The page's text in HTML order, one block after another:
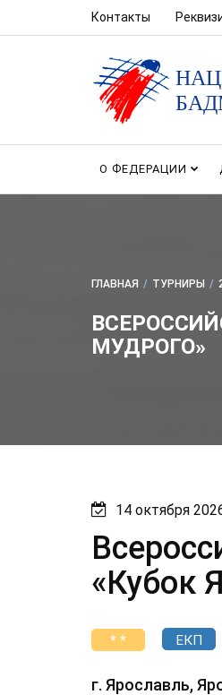
Контакты
О ФЕДЕРАЦИИ
ГЛАВНАЯ / ТУРНИРЫ /
МУДРОГО»
14 октября
«Кубок
* * ЕКП
г. Ярославль,